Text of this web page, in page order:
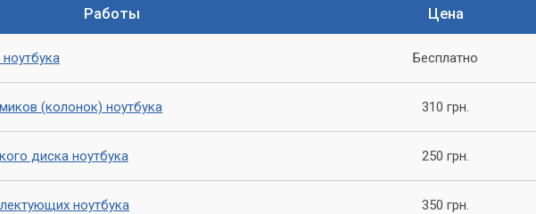
Работы Цена
Бесплатно
(колонок) ноутбука 310 грн.
диска ноутбука 250 грн.
ноутбука 350 грн.